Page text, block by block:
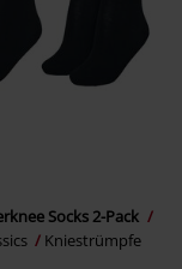
Socks 2-Pack
Kniestrümpfe